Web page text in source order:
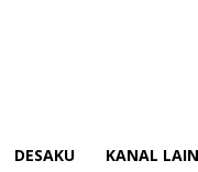
DESAKU KANAL